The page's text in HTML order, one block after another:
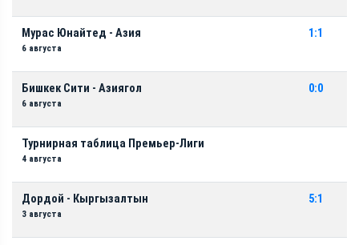
Мурас Юнайтед - Азия
6 августа
1:1
Бишкек Сити - Азиягол
6 августа
0:0
Турнирная таблица Премьер-Лиги
4 августа
Дордой - Кыргызалтын
3 августа
5:1